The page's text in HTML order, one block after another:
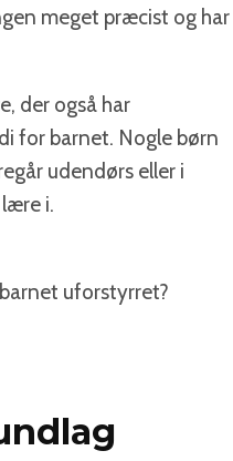
meget præcist og har
der også har
for barnet. Nogle børn
udendørs eller i
i.
uforstyrret?